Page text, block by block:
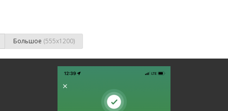
Большое (555x1200)